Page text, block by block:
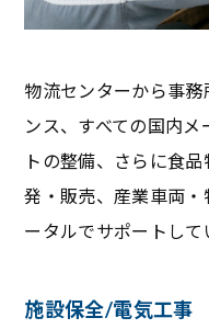
物流センターから事
ンス、すべての国内
トの整備、さらに食
発・販売、産業車両
ータルでサポートして
施設保全/電気工事